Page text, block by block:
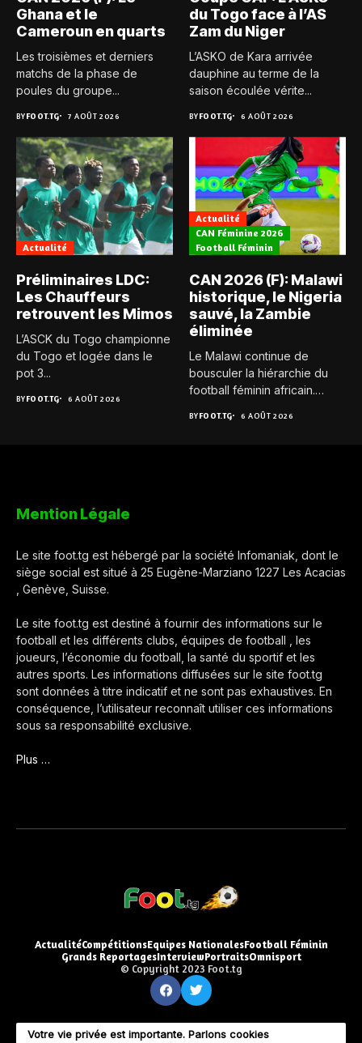
Ghana et le
Cameroun en quarts
Les troisièmes et derniers
matchs de la phase de
poules du groupe...
BYFOOT.TG 7 AOÛT 2026
du Togo face à l’AS
Zam du Niger
L’ASKO de Kara arrivée
dauphine au terme de la
saison écoulée vérite...
BYFOOT.TG 6 AOÛT 2026
Actualité
Préliminaires LDC:
Les Chauffeurs
retrouvent les Mimos
L’ASCK du Togo championne
du Togo et logée dans le
pot 3...
BYFOOT.TG 6 AOÛT 2026
Actualité
CAN Féminine 2026
Football Féminin
CAN 2026 (F): Malawi
historique, le Nigeria
sauvé, la Zambie
éliminée
Le Malawi continue de
bousculer la hiérarchie du
football féminin africain.
BYFOOT.TG 6 AOÛT 2026
Mention Légale
Le site foot.tg est hébergé par la société Infomaniak, dont le
siège social est situé à 25 Eugène-Marziano 1227 Les Acacias
, Genève, Suisse.
Le site foot.tg est destiné à fournir des informations sur le
football et les différents clubs, équipes de football , les
joueurs, l’économie du football, la santé du sportif et les
autres sports. Les informations diffusées sur le site foot.tg
sont données à titre indicatif et ne sont pas exhaustives. En
conséquence, l’utilisateur reconnaît utiliser ces informations
sous sa responsabilité exclusive.
Plus …
ActualitéCompétitionsEquipes NationalesFootball Féminin
Grands ReportagesInterviewPortraitsOmnisport
© Copyright 2023 Foot.tg
Votre vie privée est importante. Parlons cookies